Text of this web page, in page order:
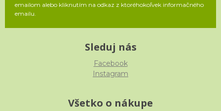
emailom alebo kliknutím na odkaz z ktoréhokoľvek informačného
emailu.
Sleduj nás
Facebook
Instagram
Všetko o nákupe